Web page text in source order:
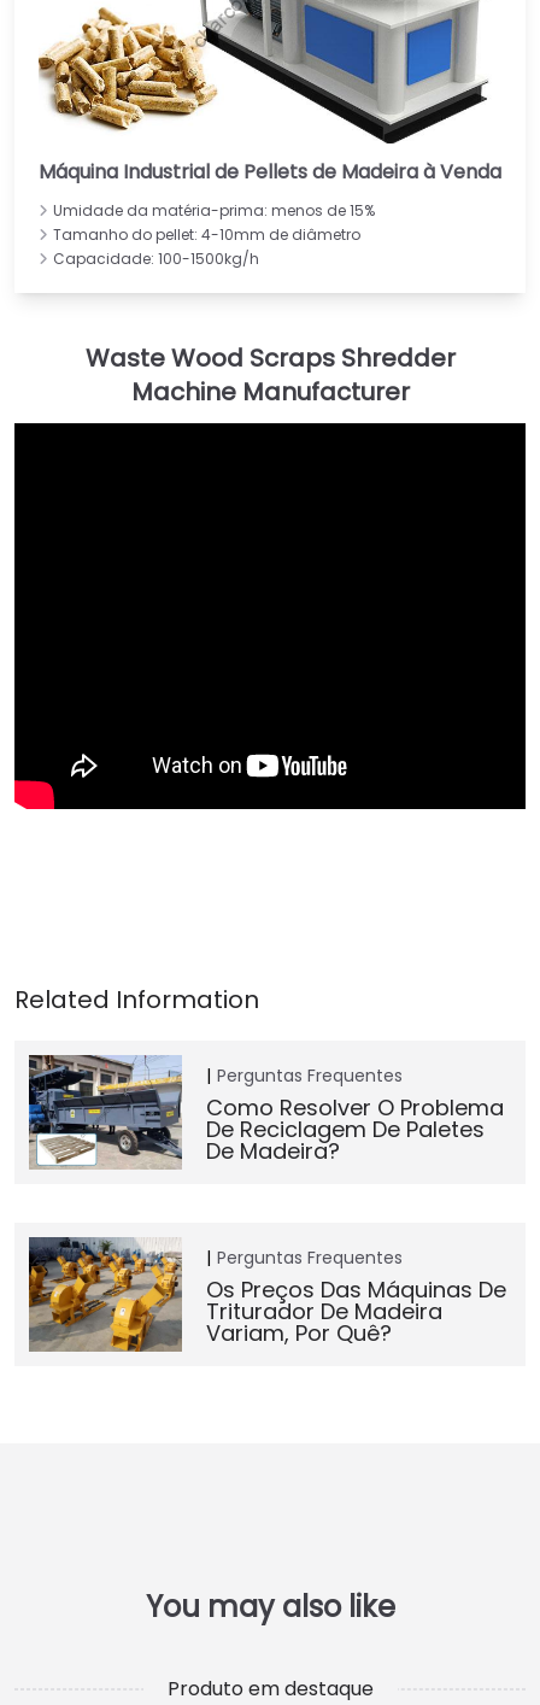
Máquina Industrial de Pellets de Madeira à Venda
Umidade da matéria-prima: menos de 15%
Tamanho do pellet: 4-10mm de diâmetro
Capacidade: 100-1500kg/h
Perguntas Frequentes
Como Resolver O Problema
De Reciclagem De Paletes
De Madeira?
Perguntas Frequentes
Os Preços Das Máquinas De
Triturador De Madeira
Variam, Por Quê?
Produto em destaque